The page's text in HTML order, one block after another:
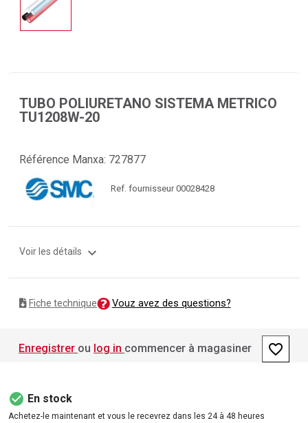
TUBO POLIURETANO SISTEMA METRICO
TU1208W-20
Référence Manxa: 727877
Ref. fournisseur 00028428
Voir les détails expand_more
Fiche technique Vouz avez des questions?
Enregistrer ou log in commencer à magasiner favorite_border
check_circle En stock
Achetez-le maintenant et vous le recevrez dans les 24 à 48 heures